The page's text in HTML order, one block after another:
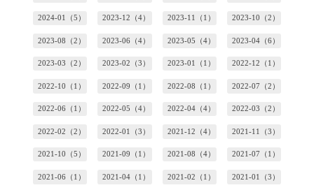
2024-01（5） 2023-12（4） 2023-11（1） 2023-10（2）
2023-08（2） 2023-06（4） 2023-05（4） 2023-04（6）
2023-03（2） 2023-02（3） 2023-01（1） 2022-12（1）
2022-10（1） 2022-09（1） 2022-08（1） 2022-07（2）
2022-06（1） 2022-05（4） 2022-04（4） 2022-03（2）
2022-02（2） 2022-01（3） 2021-12（4） 2021-11（3）
2021-10（5） 2021-09（1） 2021-08（4） 2021-07（1）
2021-06（1） 2021-04（1） 2021-02（1） 2021-01（3）